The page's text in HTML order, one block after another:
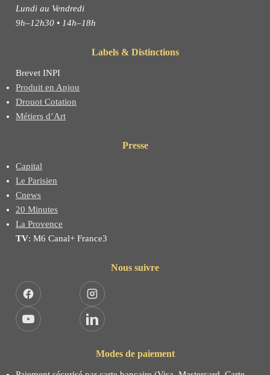
Lundi au Vendredi
9h–12h30 • 14h–18h
Labels & Distinctions
Brevet INPI
Produit en Anjou
Drouot Cotation
Métiers d’Art
Presse
Capital
Le Parisien
Cnews
20 Minutes
La Provence
TV: M6 Canal+ France3
Nous suivre
Facebook Instagram
YouTube LinkedIn
Modes de paiement